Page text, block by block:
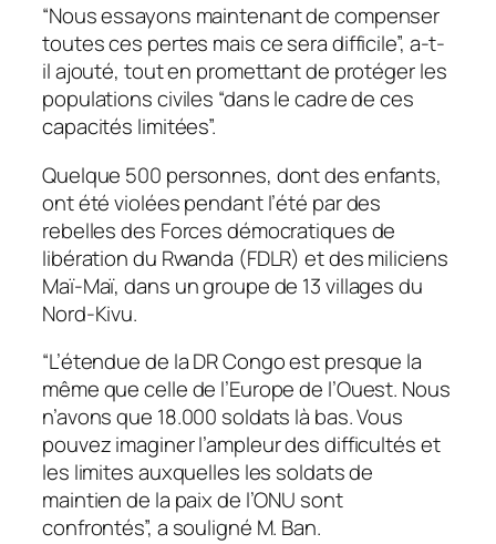
“Nous essayons maintenant de compenser
toutes ces pertes mais ce sera difficile”, a-t-
il ajouté, tout en promettant de protéger les
populations civiles “dans le cadre de ces
capacités limitées”.
Quelque 500 personnes, dont des enfants,
ont été violées pendant l’été par des
rebelles des Forces démocratiques de
libération du Rwanda (FDLR) et des miliciens
Maï-Maï, dans un groupe de 13 villages du
Nord-Kivu.
“L’étendue de la DR Congo est presque la
même que celle de l’Europe de l’Ouest. Nous
n’avons que 18.000 soldats là bas. Vous
pouvez imaginer l’ampleur des difficultés et
les limites auxquelles les soldats de
maintien de la paix de l’ONU sont
confrontés”, a souligné M. Ban.